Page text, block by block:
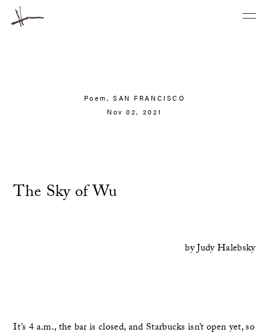
Poem,SAN FRANCISCO
Nov 02, 2021
The Sky of Wu
byJudy Halebsky
It’s 4 a.m., the bar is closed, and Starbucks isn’t open yet, so